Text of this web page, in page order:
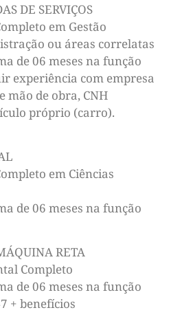
DE SERVIÇOS
em Gestão
ou áreas correlatas
de 06 meses na função
experiência com empresa
mão de obra, CNH
próprio (carro).
em Ciências
de 06 meses na função
RETA
Completo
de 06 meses na função
+ benefícios